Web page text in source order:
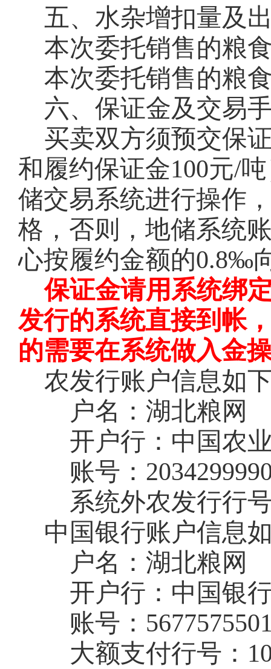
五、水杂增扣量及
本次委托销售的粮
本次委托销售的粮
六、保证金及交易
买卖双方须预交保
和履约保证金100元/
储交易系统进行操作
格，否则，地储系统
心按履约金额的0.8‰
保证金请用系统绑
发行的系统直接到帐
的需要在系统做入金
农发行账户信息如
户名：湖北粮网
开户行：中国农
账号：
系统外农发行行
中国银行账户信息
户名：湖北粮网
开户行：中国银
账号：
大额支付行号：